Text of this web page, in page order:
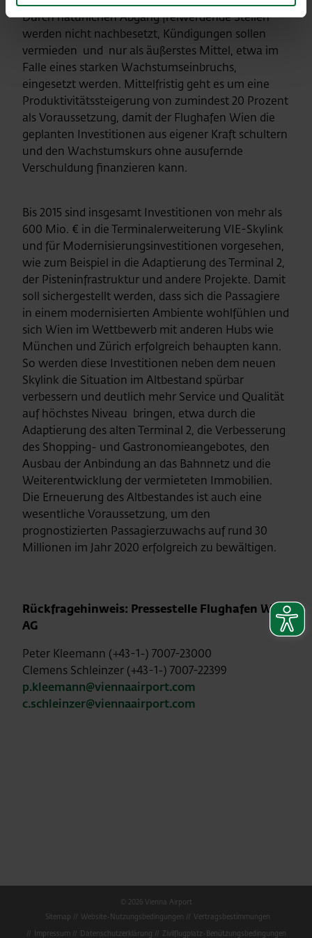
Durch natürlichen Abgang freiwerdende Stellen
werden nicht nachbesetzt, Kündigungen sollen
vermieden und nur als äußerstes Mittel, etwa im
Falle eines starken Wachstumseinbruchs,
eingesetzt werden. Mittelfristig geht es um eine
Produktivitätssteigerung von zumindest 20 Prozent
als Voraussetzung, damit der Flughafen Wien die
geplanten Investitionen aus eigener Kraft schultern
und den Wachstumskurs ohne ausufernde
Verschuldung finanzieren kann.
Bis 2015 sind insgesamt Investitionen von mehr als
600 Mio. € in die Terminalerweiterung VIE-Skylink
und für Modernisierungsinvestitionen vorgesehen,
wie zum Beispiel in die Adaptierung des Terminal 2,
der Pisteninfrastruktur und andere Projekte. Damit
soll sichergestellt werden, dass sich die Passagiere
in einem modernisierten Ambiente wohlfühlen und
sich Wien im Wettbewerb mit anderen Hubs wie
München und Zürich erfolgreich behaupten kann.
So werden diese Investitionen neben dem neuen
Skylink die Situation im Altbestand spürbar
verbessern und deutlich mehr Service und Qualität
auf höchstes Niveau bringen, etwa durch die
Adaptierung des alten Terminal 2, die Verbesserung
des Shopping- und Gastronomieangebotes, den
Ausbau der Anbindung an das Bahnnetz und die
Weiterentwicklung der vermieteten Immobilien.
Die Erneuerung des Altbestandes ist auch eine
wesentliche Voraussetzung, um den
prognostizierten Passagierzuwachs auf rund 30
Millionen im Jahr 2020 erfolgreich zu bewältigen.
Rückfragehinweis: Pressestelle Flughafen Wien
AG
Peter Kleemann (+43-1-) 7007-23000
Clemens Schleinzer (+43-1-) 7007-22399
p.kleemann@viennaairport.com
c.schleinzer@viennaairport.com
© 2026 Vienna Airport
Sitemap
Website-Nutzungsbedingungen
Vertragsbestimmungen
Impressum
Datenschutzerklärung Zivilflugplatz-Benützungsbedingungen